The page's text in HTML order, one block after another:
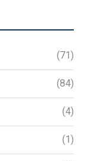
(71)
(84)
(4)
(1)